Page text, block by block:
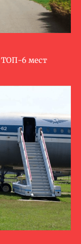
ТОП-6 мест